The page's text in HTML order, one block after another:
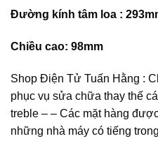
Đường kính tâm loa :
Chiều cao: 98mm
Shop Điện Tử Tuấn Hằng :
phục vụ sửa chữa thay thế
treble – – Các mặt hàng
những nhà máy có tiếng